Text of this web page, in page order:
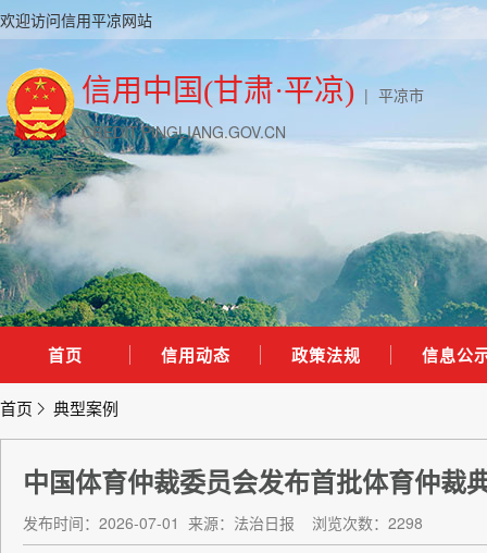
欢迎访问信用平凉网站
信用中国(甘肃·平凉) | 平凉市
CREDIT.PINGLIANG.GOV.CN
首页 信用动态 政策法规 信息公
首页 典型案例
中国体育仲裁委员会发布首批体育仲裁
发布时间：2026-07-01 来源：法治日报 浏览次数：2298